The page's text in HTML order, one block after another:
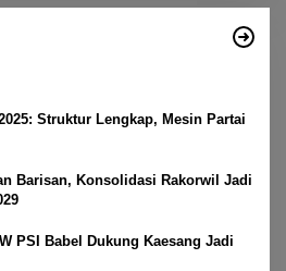
Struktur Lengkap, Mesin Partai
Barisan, Konsolidasi Rakorwil Jadi
PSI Babel Dukung Kaesang Jadi